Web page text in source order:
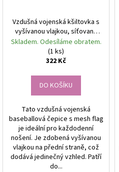
Vzdušná vojenská kšiltovka s
vyšívanou vlajkou, síťovaná
konstrukce, univerzální
velikost
Skladem. Odesíláme obratem.
(1 ks)
322 Kč
DO KOŠÍKU
Tato vzdušná vojenská
baseballová čepice s mesh flag
je ideální pro každodenní
nošení. Je zdobená vyšívanou
vlajkou na přední straně, což
dodává jedinečný vzhled. Patří
do...